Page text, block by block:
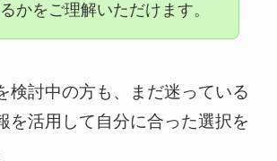
かをご理解いただけます。
検討中の方も、まだ迷っている
を活用して自分に合った選択を